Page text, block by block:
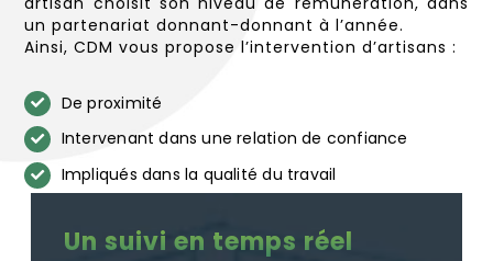
un partenariat donnant-donnant à l’année.
Ainsi, CDM vous propose l’intervention d’artisans :
De proximité
Intervenant dans une relation de confiance
Impliqués dans la qualité du travail
Un suivi en temps réel